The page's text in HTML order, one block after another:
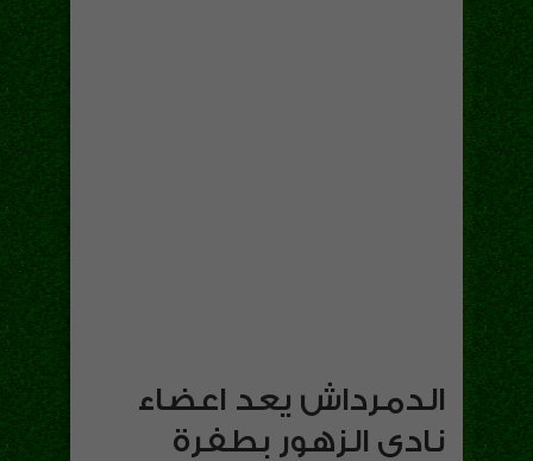
الدمرداش يعد اعضاء
نادى الزهور بطفرة